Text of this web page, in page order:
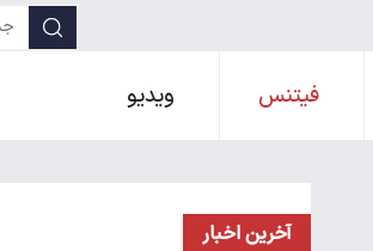
فیتنس ویدیو
آخرین اخبار